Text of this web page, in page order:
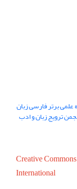
علمی برتر فارسی زبان
انجمن ترویج زبان و ادب
Creative
International